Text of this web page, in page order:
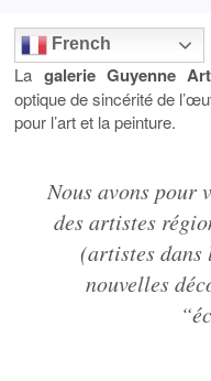
French
La galerie Guyenne
optique de sincérité de
pour l’art et la peinture.
Nous avons pour
des artistes
(artistes
nouvelles